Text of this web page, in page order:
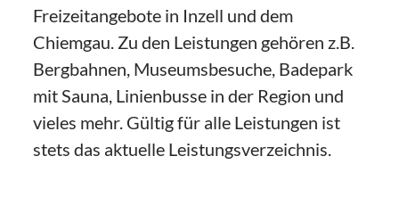
Freizeitangebote in Inzell und dem
Chiemgau. Zu den Leistungen gehören z.B.
Bergbahnen, Museumsbesuche, Badepark
mit Sauna, Linienbusse in der Region und
vieles mehr. Gültig für alle Leistungen ist
stets das aktuelle Leistungsverzeichnis.